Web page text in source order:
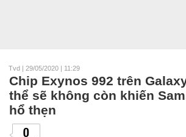
Tvd | 29/05/2020 | 11:29
Chip Exynos 992 trên
thể sẽ không còn khiến
hổ thẹn
0